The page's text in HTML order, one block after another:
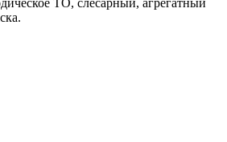
ТО, слесарный, агрегатный